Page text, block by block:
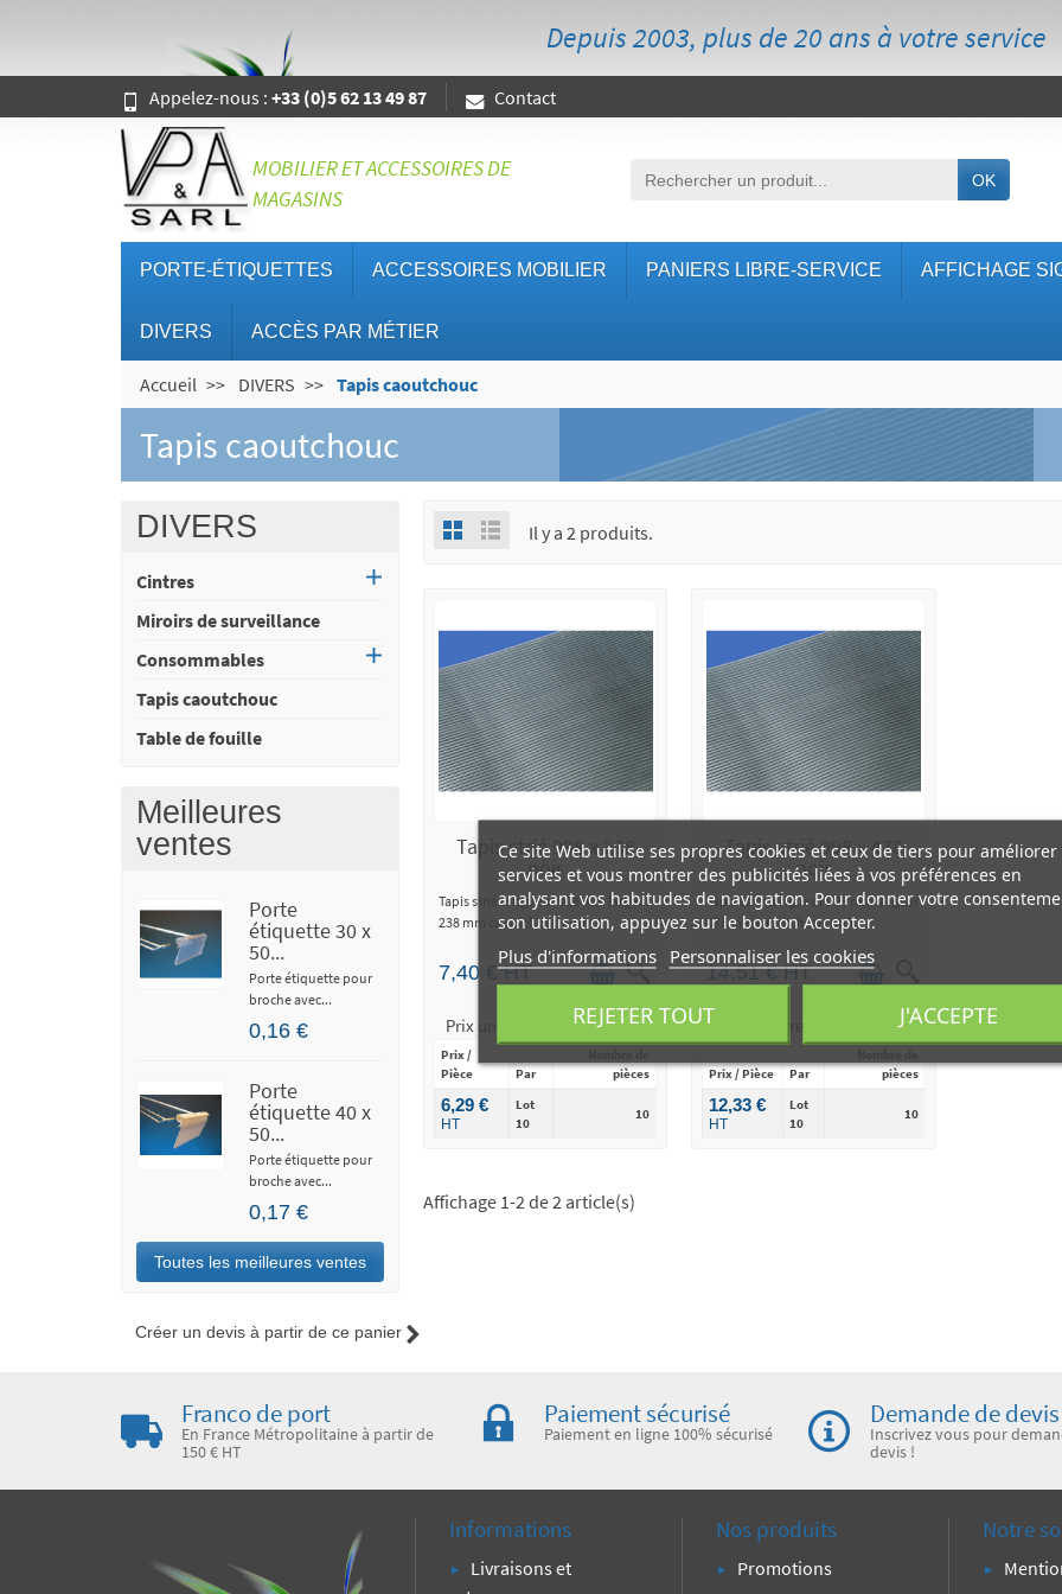
Depuis 2003, plus de 20 ans à votre service
Appelez-nous : +33 (0)5 62 13 49 87 Contact
MOBILIER ET ACCESSOIRES DE
MAGASINS
OK
PORTE-ÉTIQUETTES ACCESSOIRES MOBILIER PANIERS LIBRE-SERVICE AFFICHAGE
DIVERS ACCÈS PAR MÉTIER
Accueil DIVERS Tapis caoutchouc
Tapis caoutchouc
DIVERS
Cintres
Miroirs de surveillance
Consommables
Tapis caoutchouc
Table de fouille
Meilleures
ventes
Porte
étiquette 30 x
50...
Porte étiquette pour
broche avec...
0,16 €
Porte
étiquette 40 x
50...
Porte étiquette pour
broche avec...
0,17 €
Toutes les meilleures ventes
Créer un devis à partir de ce panier
Il y a 2 produits.
Tapis strié 998 x 238
noir
Tapis strié longueur 998 mm largeur
238 mm caoutchouc noir
7,40 € HT
Prix unitaire selon quantité
Prix /
Pièce
Par
pièces
6,29 €
HT
Lot
10
10
Tapis strié 998 x 478
noir
Tapis strié longueur 998 mm largeur
478 mm caoutchouc noir
14,51 € HT
Prix unitaire selon quantité
Prix / Pièce Par
pièces
12,33 €
HT
Lot
10
10
Affichage 1-2 de 2 article(s)
Franco de port
En France Métropolitaine à partir de
150 € HT
Paiement sécurisé
Paiement en ligne 100% sécurisé
Demande de devis
Inscrivez vous pour
devis !
Informations
Livraisons et
Nos produits
Promotions
Notre
Ce site Web utilise ses propres cookies et ceux de tiers pour améliorer
services et vous montrer des publicités liées à vos préférences en
analysant vos habitudes de navigation. Pour donner votre
son utilisation, appuyez sur le bouton Accepter.
Plus d'informations Personnaliser les cookies
REJETER TOUT J'ACCEPTE